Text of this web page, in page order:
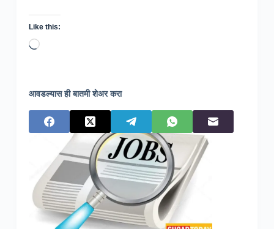
Like this:
Loading…
आवडल्यास ही बातमी शेअर करा